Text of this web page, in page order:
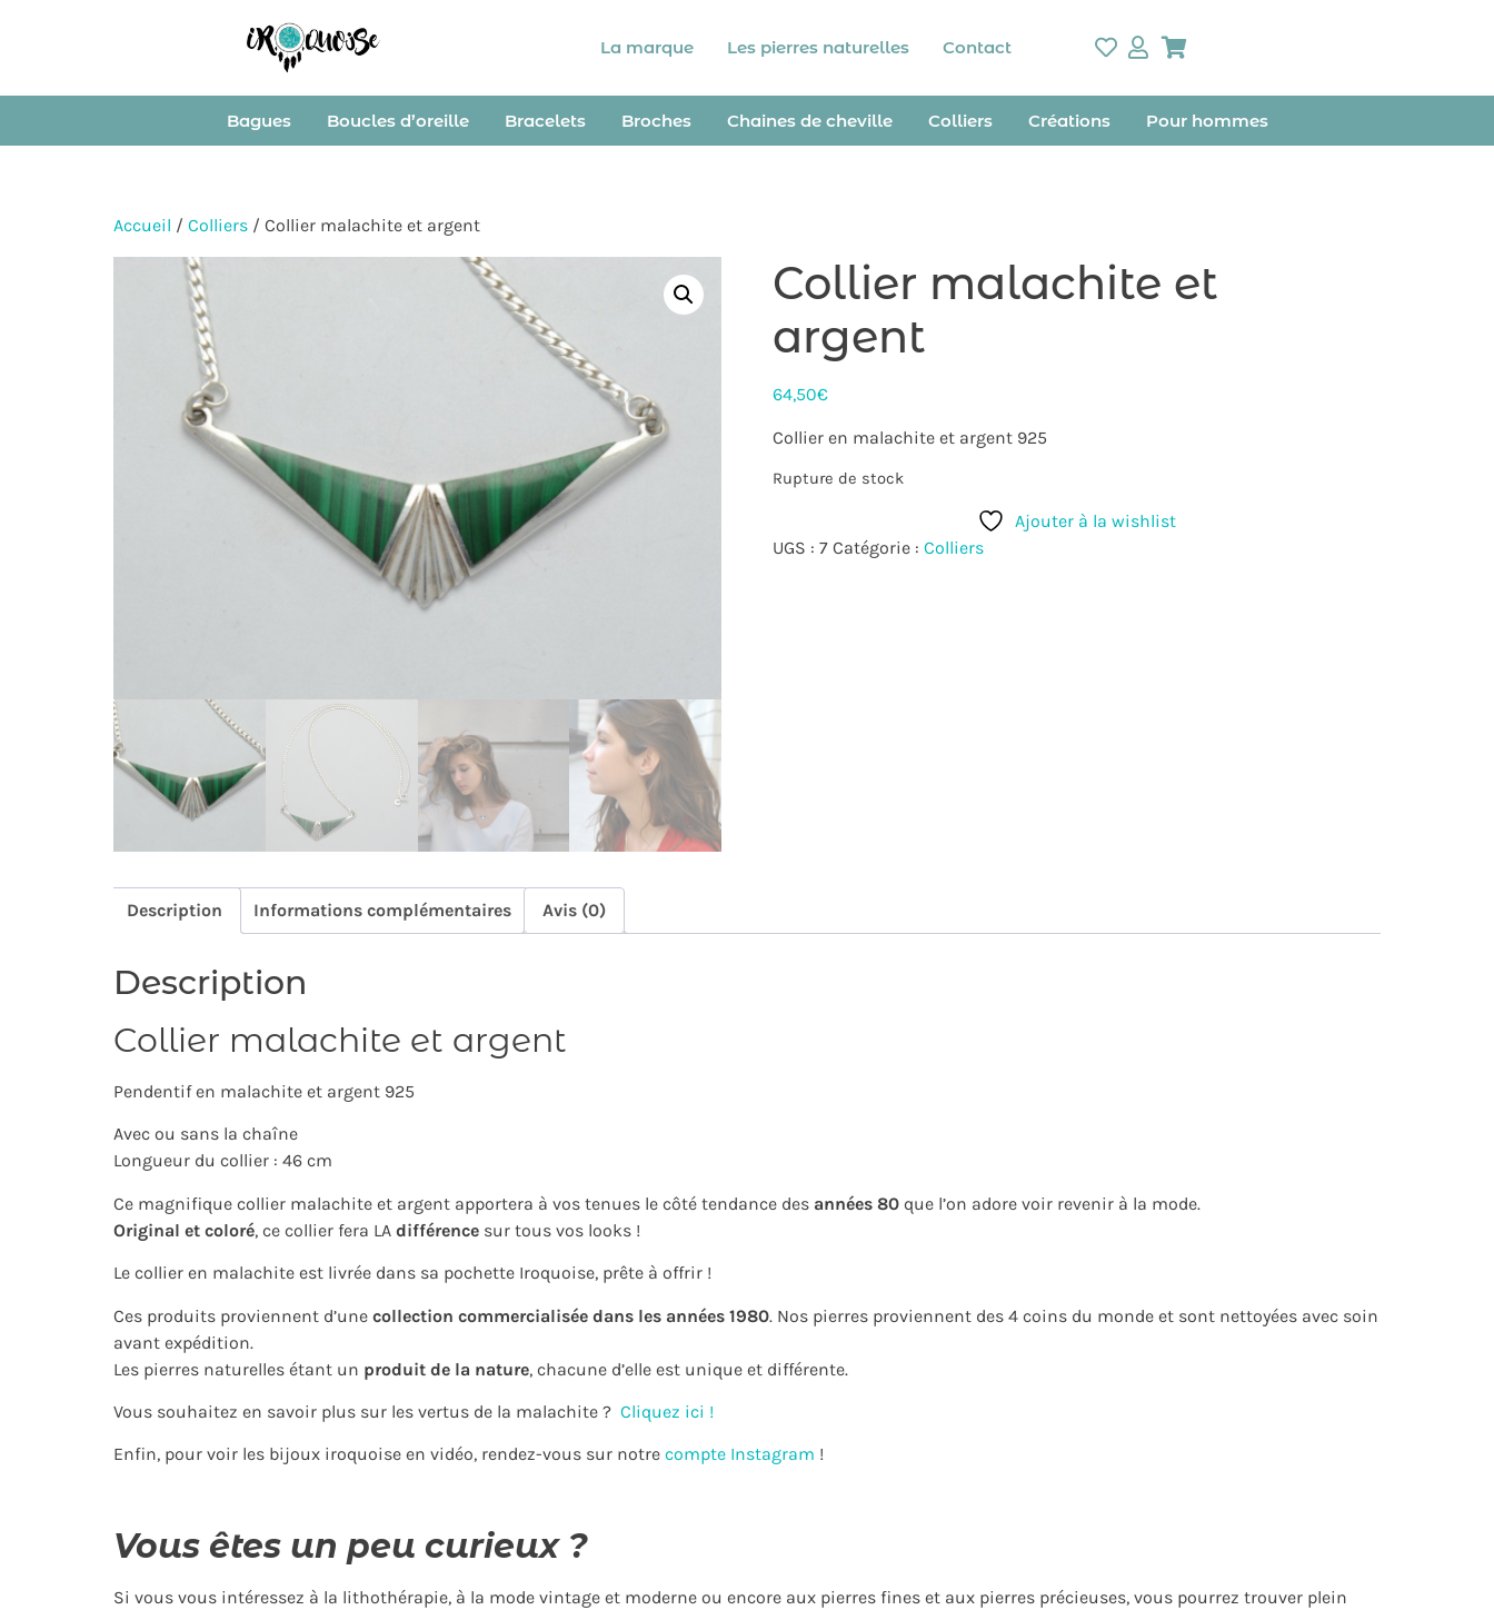
La marque Les pierres naturelles Contact
Bagues Boucles d’oreille Bracelets Broches Chaines de cheville Colliers Créations Pour hommes
Accueil / Colliers / Collier malachite et argent
Collier malachite et
argent
64,50€
Collier en malachite et argent 925
Rupture de stock
Ajouter à la wishlist
UGS : 7 Catégorie : Colliers
Description Informations complémentaires Avis (0)
Description
Collier malachite et argent
Pendentif en malachite et argent 925
Avec ou sans la chaîne
Longueur du collier : 46 cm
Ce magnifique collier malachite et argent apportera à vos tenues le côté tendance des années 80 que l’on adore voir revenir à la mode.
Original et coloré, ce collier fera LA différence sur tous vos looks !
Le collier en malachite est livrée dans sa pochette Iroquoise, prête à offrir !
Ces produits proviennent d’une collection commercialisée dans les années 1980. Nos pierres proviennent des 4 coins du monde et sont nettoyées avec soin
avant expédition.
Les pierres naturelles étant un produit de la nature, chacune d’elle est unique et différente.
Vous souhaitez en savoir plus sur les vertus de la malachite ? Cliquez ici !
Enfin, pour voir les bijoux iroquoise en vidéo, rendez-vous sur notre compte Instagram !
Vous êtes un peu curieux ?
Si vous vous intéressez à la lithothérapie, à la mode vintage et moderne ou encore aux pierres fines et aux pierres précieuses, vous pourrez trouver plein